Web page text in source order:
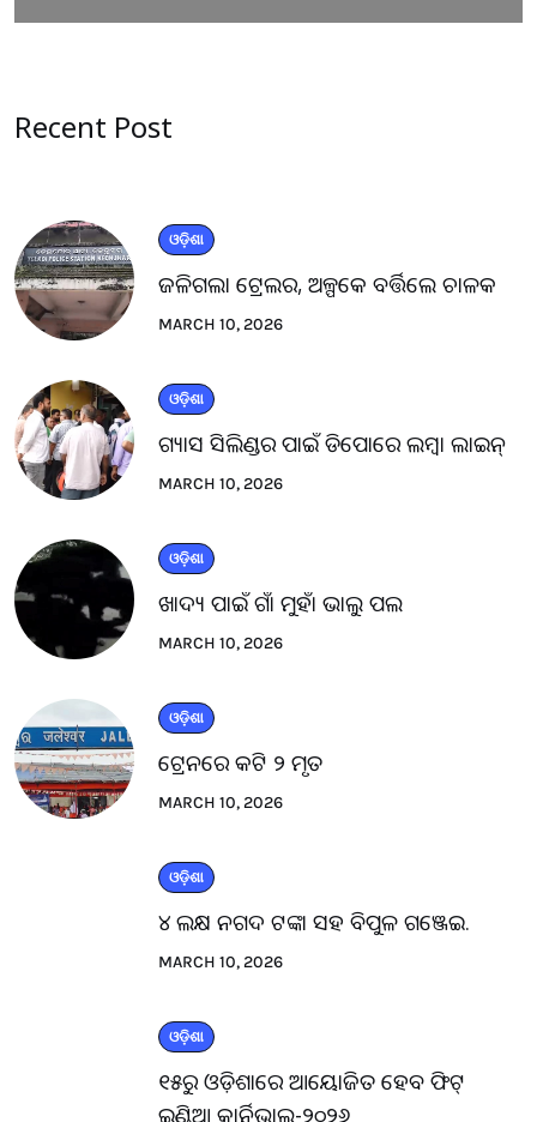
Recent Post
ଓଡ଼ିଶା
ଜଳିଗଲା ଟ୍ରେଲର, ଅଳ୍ପକେ ବର୍ତ୍ତିଲେ ଚାଳକ
MARCH 10, 2026
ଓଡ଼ିଶା
ଗ୍ୟାସ ସିଲିଣ୍ଡର ପାଇଁ ଡିପୋରେ ଲମ୍ବା ଲାଇନ୍
MARCH 10, 2026
ଓଡ଼ିଶା
ଖାଦ୍ୟ ପାଇଁ ଗାଁ ମୁହାଁ ଭାଲୁ ପଲ
MARCH 10, 2026
ଓଡ଼ିଶା
ଟ୍ରେନରେ କଟି ୨ ମୃତ
MARCH 10, 2026
ଓଡ଼ିଶା
୪ ଲକ୍ଷ ନଗଦ ଟଙ୍କା ସହ ବିପୁଳ ଗଞ୍ଜେଇ.
MARCH 10, 2026
ଓଡ଼ିଶା
୧୫ରୁ ଓଡ଼ିଶାରେ ଆୟୋଜିତ ହେବ ଫିଟ୍
ଇଣ୍ଡିଆ କାର୍ନିଭାଲ-୨୦୨୬